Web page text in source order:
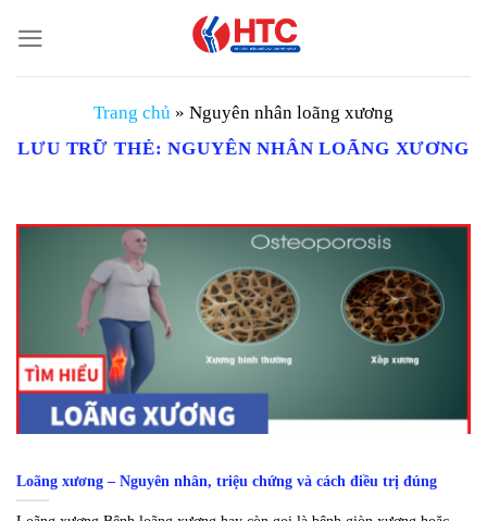
đến
nội
Trang chủ » Nguyên nhân loãng xương
LƯU TRỮ THẺ:NGUYÊN NHÂN LOÃNG XƯƠNG
Loãng xương – Nguyên nhân, triệu chứng và cách điều trị đúng